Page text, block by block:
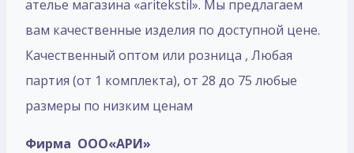
ателье магазина «aritekstil». Мы предлагаем
вам качественные изделия по доступной цене.
Качественный оптом или розница , Любая
партия (от 1 комплекта), от 28 до 75 любые
размеры по низким ценам
Фирма ООО«АРИ»